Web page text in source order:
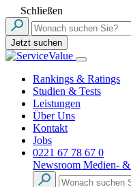
Schließen
Jetzt suchen
Rankings & Ratings
Studien & Tests
Leistungen
Über Uns
Kontakt
Jobs
0221 67 78 67 0
Newsroom Medien- &